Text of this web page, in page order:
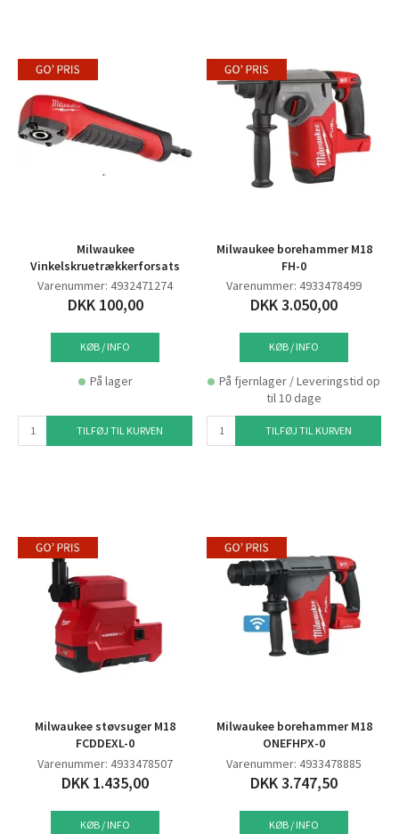
Milwaukee
Vinkelskruetrækkerforsats
Varenummer: 4932471274
DKK 100,00
KØB / INFO
På lager
TILFØJ TIL KURVEN
Milwaukee borehammer M18
FH-0
Varenummer: 4933478499
DKK 3.050,00
KØB / INFO
På fjernlager / Leveringstid op
til 10 dage
TILFØJ TIL KURVEN
Milwaukee støvsuger M18
FCDDEXL-0
Varenummer: 4933478507
DKK 1.435,00
KØB / INFO
Milwaukee borehammer M18
ONEFHPX-0
Varenummer: 4933478885
DKK 3.747,50
KØB / INFO